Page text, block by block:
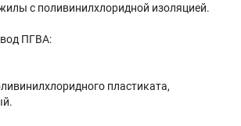
с поливинилхлоридной изоляцией.
ПГВА:
пластиката,